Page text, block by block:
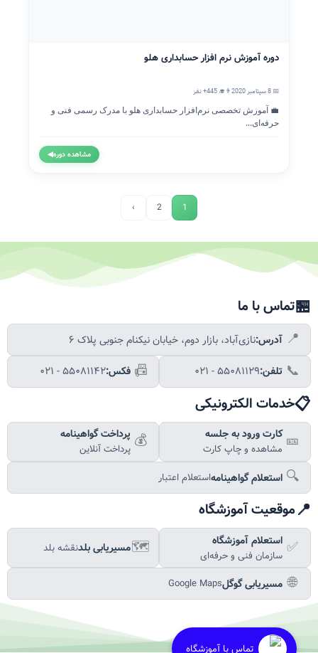
دوره آموزش نرم افزار حسابداری هلو
📅 8 سپتامبر 2020
👨‍🎓 445+ نفر
💼 آموزش تخصصی نرم‌افزار حسابداری هلو با مدرک رسمی فنی و
حرفه‌ای...
مشاهده دوره◀
1
2
›
🏪تماس با ما
📍 آدرس:نازی‌آباد، بازار دوم، خیابان نیکنام جنوبی پلاک ۶
📞 تلفن:۰۲۱ - ۵۵۰۸۱۱۲۹ 📠 فکس:۰۲۱ - ۵۵۰۸۱۱۴۲
📋خدمات الکترونیکی
🎫 کارت ورود به جلسه
مشاهده و چاپ کارت 💰 پرداخت گواهینامه
پرداخت آنلاین
🔍 استعلام گواهینامهاستعلام اعتبار
📍موقعیت آموزشگاه
✅ استعلام آموزشگاه
سازمان فنی و حرفه‌ای 🗺️مسیریابی بلدنقشه بلد
🌐 مسیریابی گوگلGoogle Maps
تماس با آموزشگاه